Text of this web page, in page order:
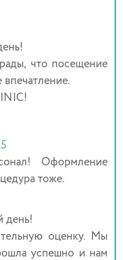
что посещение
впечатление.
Оформление
тоже.
день!
оценку. Мы
успешно и нам